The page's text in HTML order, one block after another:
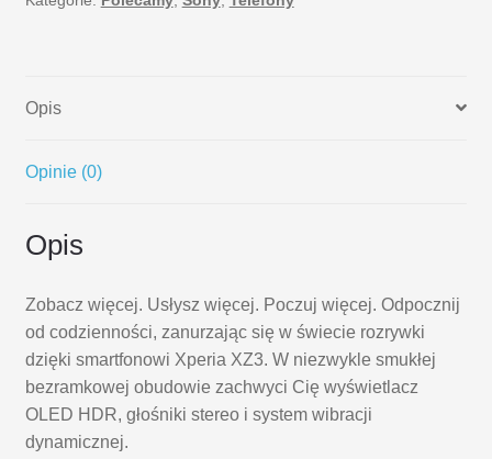
Opis
Opinie (0)
Opis
Zobacz więcej. Usłysz więcej. Poczuj więcej. Odpocznij
od codzienności, zanurzając się w świecie rozrywki
dzięki smartfonowi Xperia XZ3. W niezwykle smukłej
bezramkowej obudowie zachwyci Cię wyświetlacz
OLED HDR, głośniki stereo i system wibracji
dynamicznej.